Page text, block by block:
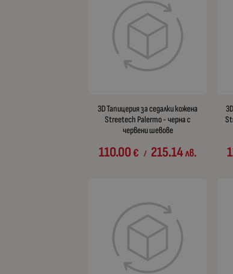
3D Тапицерия за седалки кожена
Streetech Palermo - черна с
червени шевове
110.00€ / 215.14лв.